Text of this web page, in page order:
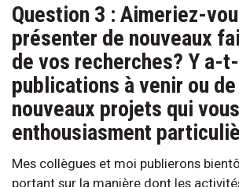
Question 3 : Aimeriez-
présenter de nouveaux
de vos recherches? Y a-
publications à venir ou de
nouveaux projets qui vous
enthousiasment
Mes collègues et moi publierons
portant sur la manière dont les